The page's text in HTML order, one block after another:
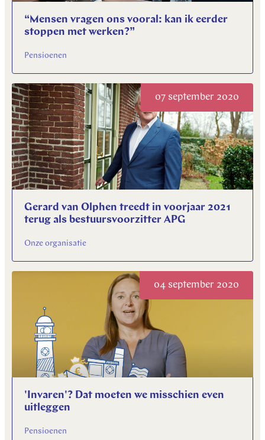
“Mensen vragen ons vooral: kan ik eerder
stoppen met werken?”
Pensioenen
07 september 2020
Gerard van Olphen treedt in voorjaar 2021
terug als bestuursvoorzitter APG
Onze organisatie
04 september 2020
'Invaren'? Dat moeten we misschien even
uitleggen
Pensioenen